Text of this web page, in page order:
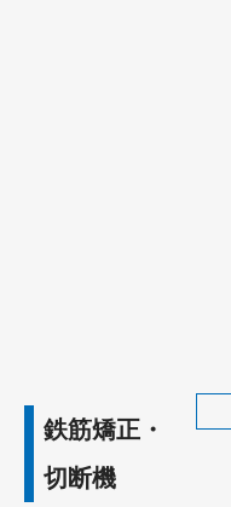
鉄筋矯正・
切断機